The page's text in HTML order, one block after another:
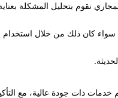
نقوم بتحليل المشكلة
سواء كان ذلك من خلال استخدام
خدمات ذات جودة عالية، مع